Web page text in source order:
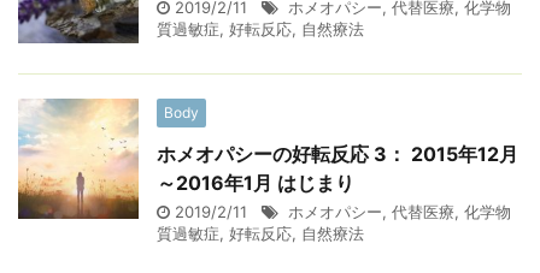
2019/2/11 ホメオパシー, 代替医療, 化学物
質過敏症, 好転反応, 自然療法
Body
ホメオパシーの好転反応 3： 2015年12月
～2016年1月 はじまり
2019/2/11 ホメオパシー, 代替医療, 化学物
質過敏症, 好転反応, 自然療法